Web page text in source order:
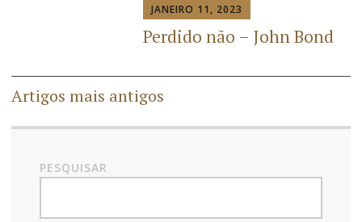
JANEIRO 11, 2023
Perdido não – John Bond
Artigos mais antigos
PESQUISAR